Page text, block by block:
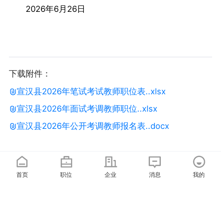
2026年6月26日
下载附件：
宣汉县2026年笔试考试教师职位表..xlsx
宣汉县2026年面试考调教师职位..xlsx
宣汉县2026年公开考调教师报名表..docx
首页 职位 企业 消息 我的